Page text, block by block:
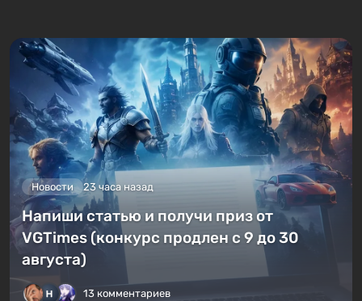
Новости 23 часа назад
Напиши статью и получи приз от
VGTimes (конкурс продлен с 9 до 30
августа)
13 комментариев